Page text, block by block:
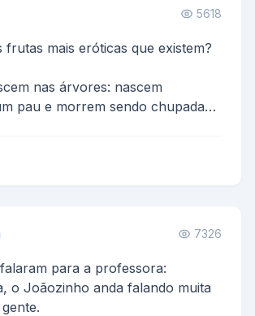
5618
frutas mais eróticas que existem?
nas árvores: nascem
pau e morrem sendo chupadas.
7326
para a professora:
o Joãozinho anda falando muita